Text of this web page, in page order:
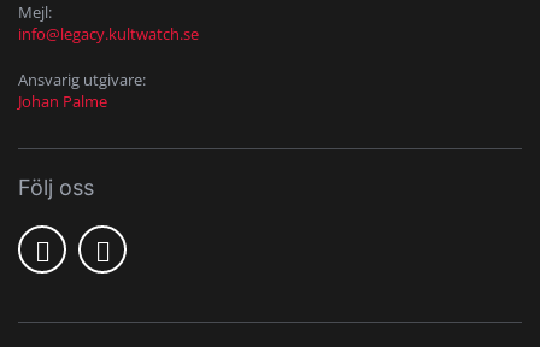
Mejl:
info@legacy.kultwatch.se
Ansvarig utgivare:
Johan Palme
Följ oss